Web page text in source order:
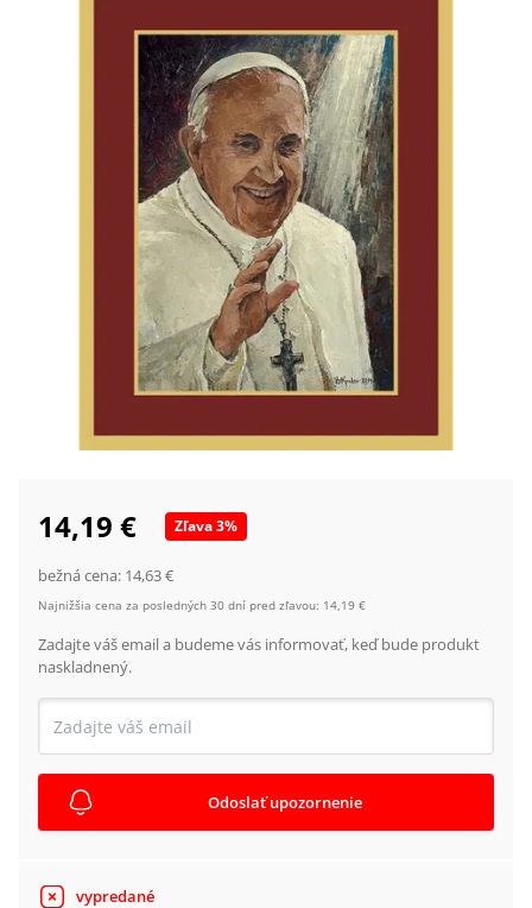
14,19 € Zľava3%
bežná cena: 14,63 €
Najnižšia cena za posledných 30 dní pred zľavou: 14,19 €
Zadajte váš email a budeme vás informovať, keď bude produkt
naskladnený.
Odoslať upozornenie
vypredané